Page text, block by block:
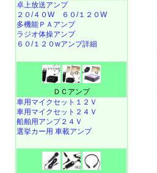
卓上放送アンプ
２０/４０W
６０/１２０W
多機能ＰＡアンプ
ラジオ体操アンプ
６０/１２０wアンプ詳細
ＤＣアンプ
車用マイクセット１２Ｖ
車用マイクセット２４Ｖ
船舶用アンプ２４Ｖ
選挙カー用 車載アンプ